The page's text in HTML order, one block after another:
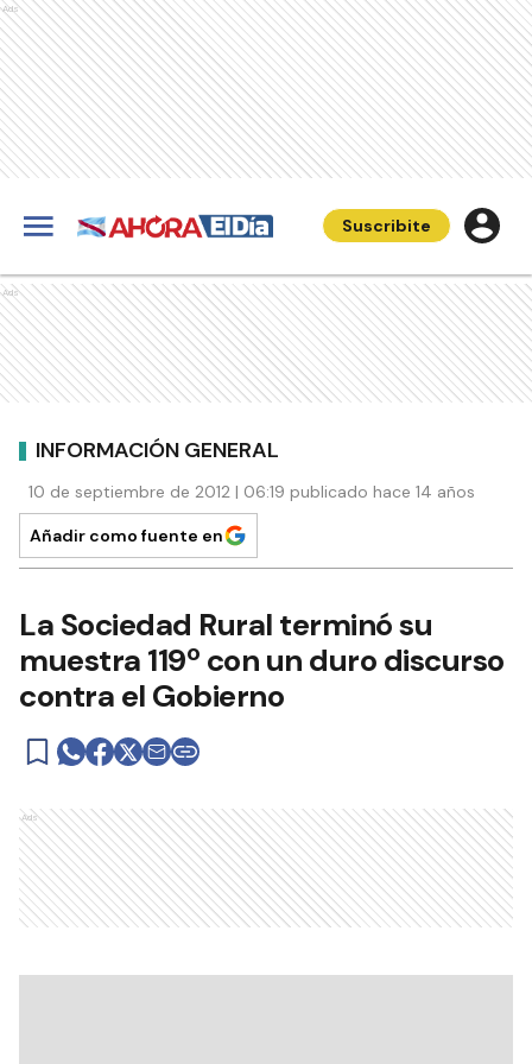
Ads
Suscribite
Ads
INFORMACIÓN GENERAL
10 de septiembre de 2012 | 06:19 publicado hace 14 años
Añadir como fuente en
La Sociedad Rural terminó su
muestra 119º con un duro discurso
contra el Gobierno
Ads